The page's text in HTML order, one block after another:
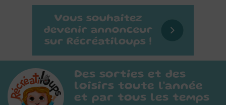
Des sorties et des
loisirs toute l'année
et par tous les temps